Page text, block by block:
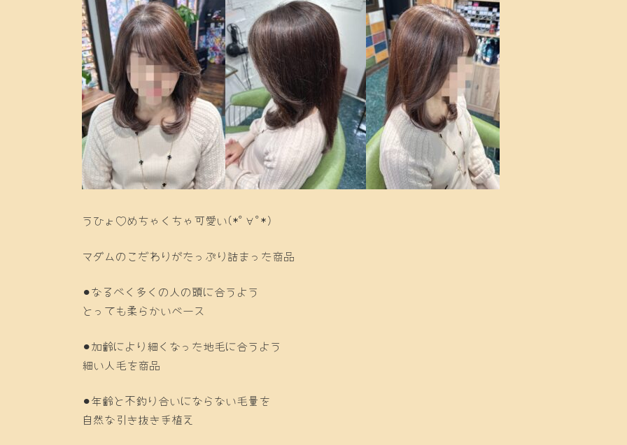
うひょ♡めちゃくちゃ可愛い(*ﾟ∀ﾟ*)
マダムのこだわりがたっぷり詰まった商品
⚫︎なるべく多くの人の頭に合うよう
とっても柔らかいベース
⚫︎加齢により細くなった地毛に合うよう
細い人毛を商品
⚫︎年齢と不釣り合いにならない毛量を
自然な引き抜き手植え